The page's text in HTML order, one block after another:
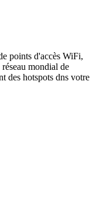
points d'accès WiFi,
mondial de
des hotspots dns votre